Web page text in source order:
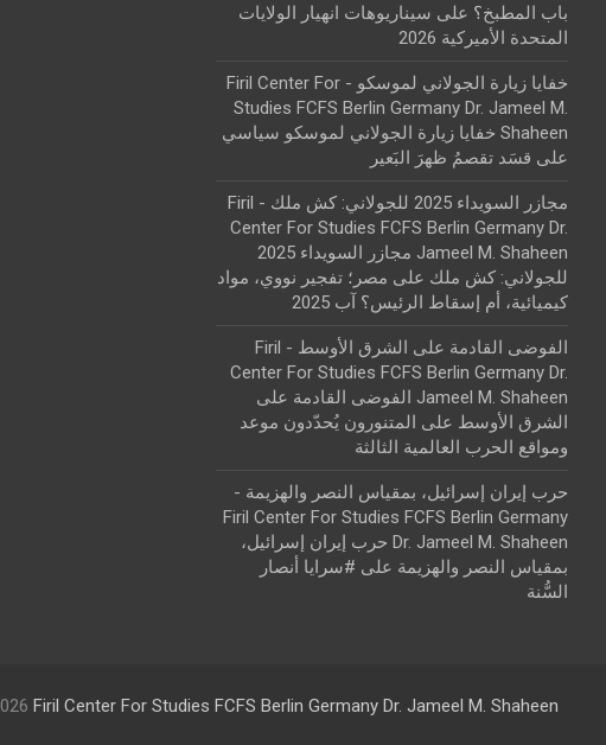
باب المطبخ؟ على سيناريوهات انهيار الولايات
المتحدة الأميركية 2026
خفايا زيارة الجولاني لموسكو - Firil Center For
Studies FCFS Berlin Germany Dr. Jameel M.
Shaheen خفايا زيارة الجولاني لموسكو سياسي
على قسَد تقصمُ ظهرَ البَعير
مجازر السويداء 2025 للجولاني: كش ملك - Firil
Center For Studies FCFS Berlin Germany Dr.
Jameel M. Shaheen مجازر السويداء 2025
للجولاني: كش ملك على مصر؛ تفجير نووي، مواد
كيميائية، أم إسقاط الرئيس؟ آب 2025
الفوضى القادمة على الشرق الأوسط - Firil
Center For Studies FCFS Berlin Germany Dr.
Jameel M. Shaheen الفوضى القادمة على
الشرق الأوسط على المتنورون يُحدّدون موعد
ومواقع الحرب العالمية الثالثة
حرب إيران إسرائيل، بمقياس النصر والهزيمة -
Firil Center For Studies FCFS Berlin Germany
Dr. Jameel M. Shaheen حرب إيران إسرائيل،
بمقياس النصر والهزيمة على #سرايا أنصار
السُّنة
Firil Center For Studies FCFS Berlin Germany Dr. Jameel M. Shaheen